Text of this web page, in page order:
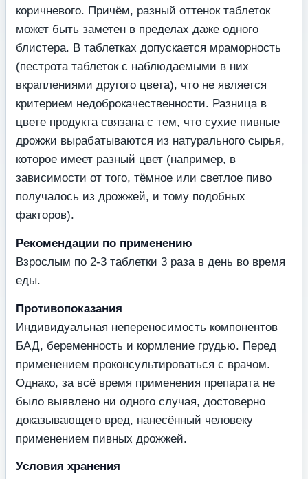
коричневого. Причём, разный оттенок таблеток
может быть заметен в пределах даже одного
блистера. В таблетках допускается мраморность
(пестрота таблеток с наблюдаемыми в них
вкраплениями другого цвета), что не является
критерием недоброкачественности. Разница в
цвете продукта связана с тем, что сухие пивные
дрожжи вырабатываются из натурального сырья,
которое имеет разный цвет (например, в
зависимости от того, тёмное или светлое пиво
получалось из дрожжей, и тому подобных
факторов).
Рекомендации по применению
Взрослым по 2-3 таблетки 3 раза в день во время
еды.
Противопоказания
Индивидуальная непереносимость компонентов
БАД, беременность и кормление грудью. Перед
применением проконсультироваться с врачом.
Однако, за всё время применения препарата не
было выявлено ни одного случая, достоверно
доказывающего вред, нанесённый человеку
применением пивных дрожжей.
Условия хранения